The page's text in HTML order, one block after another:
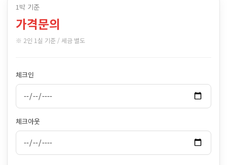
1박 기준
가격문의
※ 2인 1실 기준 / 세금 별도
체크인
체크아웃